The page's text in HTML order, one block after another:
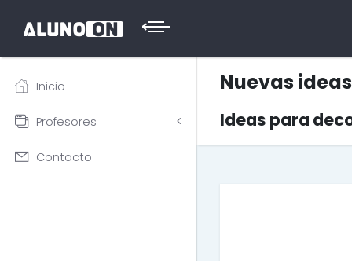
Inicio
Profesores
Contacto
Nuevas
Ideas para